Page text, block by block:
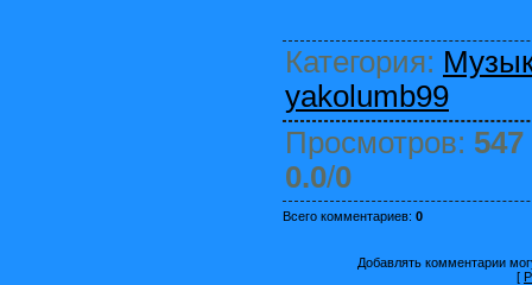
Категория:
yakolumb99
Просмотров: 547
0.0/0
Всего комментариев: 0
Добавлять комментарии
[